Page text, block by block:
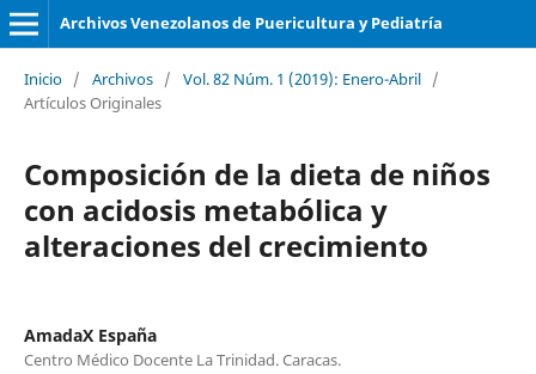
Archivos Venezolanos de Puericultura y Pediatría
Inicio / Archivos / Vol. 82 Núm. 1 (2019): Enero-Abril /
Artículos Originales
Composición de la dieta de niños
con acidosis metabólica y
alteraciones del crecimiento
AmadaX España
Centro Médico Docente La Trinidad. Caracas.